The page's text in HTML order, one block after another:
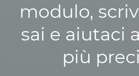
modulo,
sai e aiutaci
più